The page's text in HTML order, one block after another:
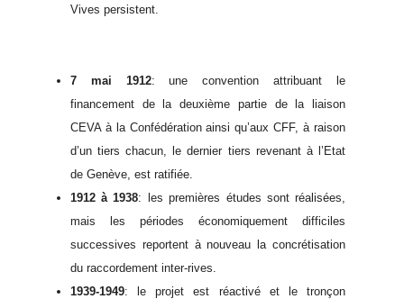
Vives persistent.
7 mai 1912: une convention attribuant le
financement de la deuxième partie de la liaison
CEVA à la Confédération ainsi qu’aux CFF, à raison
d’un tiers chacun, le dernier tiers revenant à l’Etat
de Genève, est ratifiée.
1912 à 1938: les premières études sont réalisées,
mais les périodes économiquement difficiles
successives reportent à nouveau la concrétisation
du raccordement inter-rives.
1939-1949: le projet est réactivé et le tronçon